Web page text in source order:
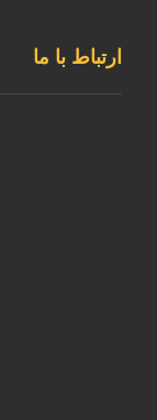
ارتباط با ما